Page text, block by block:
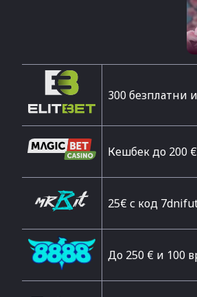
300 безплатни
Кешбек до 200 €
25€ с код
До 250 € и 100